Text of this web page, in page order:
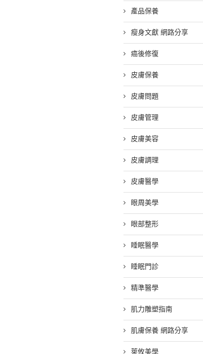
產品保養
瘦身文獻 網路分享
癌後修復
皮膚保養
皮膚問題
皮膚管理
皮膚美容
皮膚調理
皮膚醫學
眼周美學
眼部整形
睡眠醫學
睡眠門診
精準醫學
肌力雕塑指南
肌膚保養 網路分享
萊攸美學